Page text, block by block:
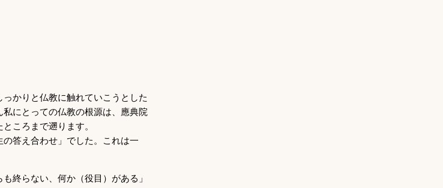
かりと仏教に触れていこうとした
にとっての仏教の根源は、應典院
ころまで遡ります。
答え合わせ」でした。これは一
終らない、何か（役目）がある」